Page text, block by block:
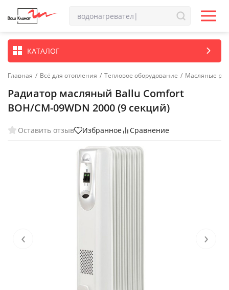
КАТАЛОГ
Главная / Всё для отопления / Тепловое оборудование / Масляные
Радиатор масляный Ballu Comfort
BOH/CM-09WDN 2000 (9 секций)
Оставить отзыв Избранное Сравнение
‹ ›